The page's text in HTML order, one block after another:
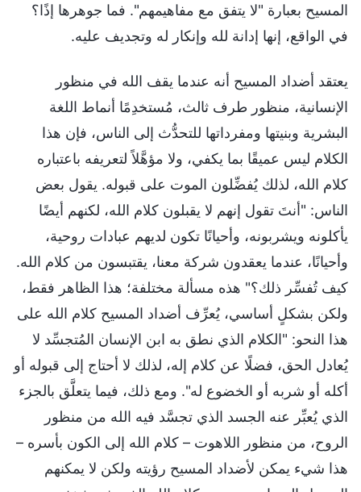
المسيح بعبارة "لا يتفق مع مفاهيمهم". فما جوهرها إذًا؟
في الواقع، إنها إدانة لله وإنكار له وتجديف عليه.
يعتقد أضداد المسيح أنه عندما يقف الله في منظور
الإنسانية، منظور طرف ثالث، مُستخدِمًا أنماط اللغة
البشرية وبنيتها ومفرداتها للتحدُّث إلى الناس، فإن هذا
الكلام ليس عميقًا بما يكفي، ولا مؤهَّلاً لتعريفه باعتباره
كلام الله، لذلك يُفضِّلون الموت على قبوله. يقول بعض
الناس: "أنتَ تقول إنهم لا يقبلون كلام الله، لكنهم أيضًا
يأكلونه ويشربونه، وأحيانًا تكون لديهم عبادات روحية،
وأحيانًا، عندما يعقدون شركة معنا، يقتبسون من كلام الله.
كيف تُفسِّر ذلك؟" هذه مسألة مختلفة؛ هذا الظاهر فقط،
ولكن بشكلٍ أساسي، يُعرِّف أضداد المسيح كلام الله على
هذا النحو: "الكلام الذي نطق به ابن الإنسان المُتجسِّد لا
يُعادل الحق، فضلًا عن كلام إله، لذلك لا أحتاج إلى قبوله أو
أكله أو شربه أو الخضوع له". ومع ذلك، فيما يتعلَّق بالجزء
الذي يُعبِّر عنه الجسد الذي تجسَّد فيه الله من منظور
الروح، من منظور اللاهوت – كلام الله إلى الكون بأسره –
هذا شيء يمكن لأضداد المسيح رؤيته ولكن لا يمكنهم